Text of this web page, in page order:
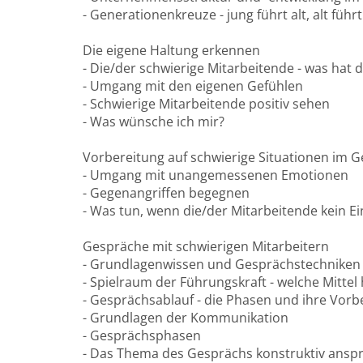
- Generationenkreuze - jung führt alt, alt
Die eigene Haltung erkennen
- Die/der schwierige Mitarbeitende - was hat
- Umgang mit den eigenen Gefühlen
- Schwierige Mitarbeitende positiv sehen
- Was wünsche ich mir?
Vorbereitung auf schwierige Situationen im
- Umgang mit unangemessenen Emotionen
- Gegenangriffen begegnen
- Was tun, wenn die/der Mitarbeitende kein
Gespräche mit schwierigen Mitarbeitern
- Grundlagenwissen und Gesprächstechniken
- Spielraum der Führungskraft - welche Mittel
- Gesprächsablauf - die Phasen und ihre
- Grundlagen der Kommunikation
- Gesprächsphasen
- Das Thema des Gesprächs konstruktiv